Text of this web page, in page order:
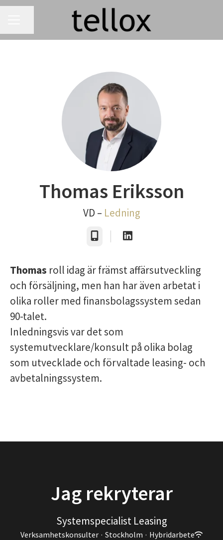
Thomas Eriksson
VD – Ledning
Telefon
Thomas roll idag är främst affärsutveckling
och försäljning, men han har även arbetat i
olika roller med finansbolagssystem sedan
90-talet.
Inledningsvis var det som
systemutvecklare/konsult på olika bolag
som utvecklade och förvaltade leasing- och
avbetalningssystem.
Jag rekryterar
Systemspecialist Leasing
Verksamhetskonsulter · Stockholm · Hybridarbete